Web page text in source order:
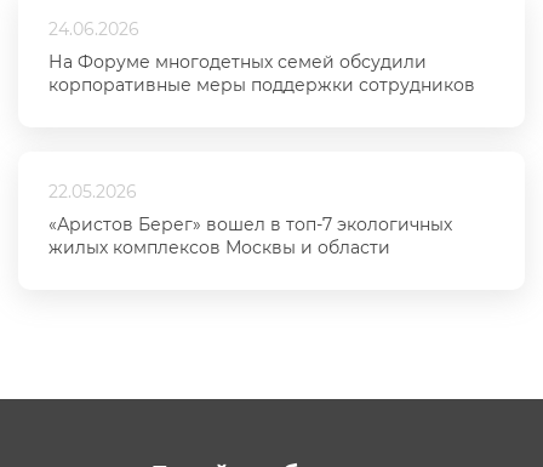
24.06.2026
На Форуме многодетных семей обсудили
корпоративные меры поддержки сотрудников
22.05.2026
«Аристов Берег» вошел в топ-7 экологичных
жилых комплексов Москвы и области